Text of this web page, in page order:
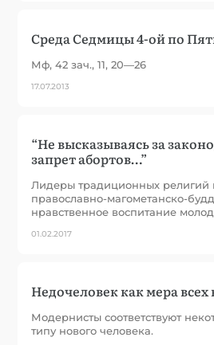
Среда Седмицы 4-ой по
Мф, 42 зач., 11, 20—26
17.07.2013
“Не высказываясь за
запрет абортов…”
Лидеры традиционных религий
православно-магометанско-
нравственное воспитание
01.02.2017
Недочеловек как мера
Модернисты соответствуют
типу нового человека.